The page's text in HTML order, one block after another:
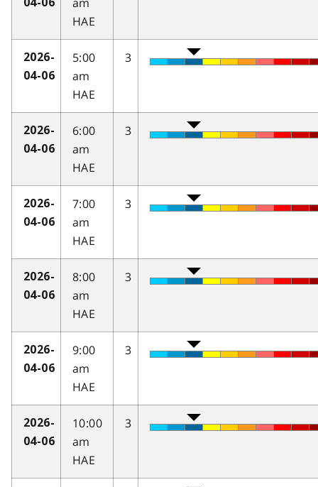
HAE
2026-
04-06
5:00
am
HAE
3
2026-
04-06
6:00
am
HAE
3
2026-
04-06
7:00
am
HAE
3
2026-
04-06
8:00
am
HAE
3
2026-
04-06
9:00
am
HAE
3
2026-
04-06
10:00
am
HAE
3